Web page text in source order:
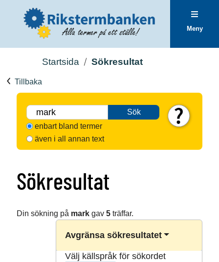
Meny
Startsida Sökresultat
Tillbaka
Sök
enbart bland termer
även i all annan text
Sökresultat
Din sökning på markgav 5träffar.
Avgränsa sökresultatet
Välj källspråk för sökordet